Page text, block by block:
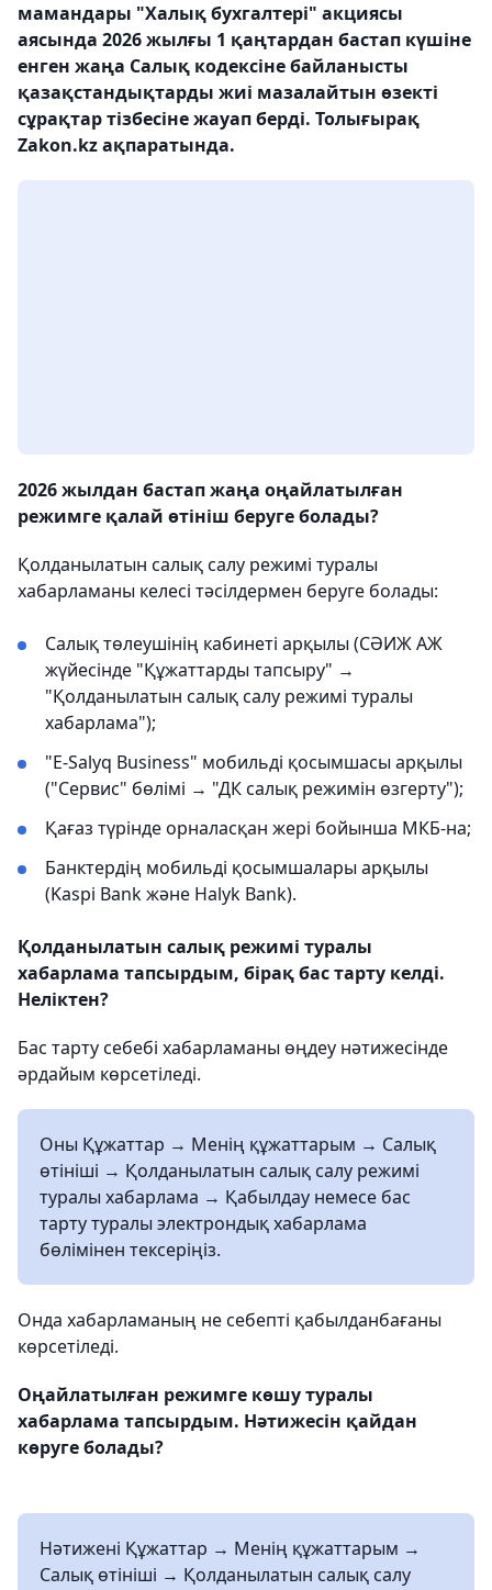
мамандары "Халық бухгалтері" акциясы
аясында 2026 жылғы 1 қаңтардан бастап күшіне
енген жаңа Салық кодексіне байланысты
қазақстандықтарды жиі мазалайтын өзекті
сұрақтар тізбесіне жауап берді. Толығырақ
Zakon.kz ақпаратында.
2026 жылдан бастап жаңа оңайлатылған
режимге қалай өтініш беруге болады?
Қолданылатын салық салу режимі туралы
хабарламаны келесі тәсілдермен беруге болады:
Салық төлеушінің кабинетi арқылы (СӘИЖ АЖ
жүйесінде "Құжаттарды тапсыру" →
"Қолданылатын салық салу режимі туралы
хабарлама");
"E-Salyq Business" мобильді қосымшасы арқылы
("Сервис" бөлімі → "ДК салық режимін өзгерту");
Қағаз түрінде орналасқан жері бойынша МКБ-на;
Банктердің мобильді қосымшалары арқылы
(Kaspi Bank және Halyk Bank).
Қолданылатын салық режимі туралы
хабарлама тапсырдым, бірақ бас тарту келді.
Неліктен?
Бас тарту себебі хабарламаны өңдеу нәтижесінде
әрдайым көрсетіледі.
Оны Құжаттар → Менің құжаттарым → Салық
өтініші → Қолданылатын салық салу режимі
туралы хабарлама → Қабылдау немесе бас
тарту туралы электрондық хабарлама
бөлімінен тексеріңіз.
Онда хабарламаның не себепті қабылданбағаны
көрсетіледі.
Оңайлатылған режимге көшу туралы
хабарлама тапсырдым. Нәтижесін қайдан
көруге болады?
Нәтижені Құжаттар → Менің құжаттарым →
Салық өтініші → Қолданылатын салық салу